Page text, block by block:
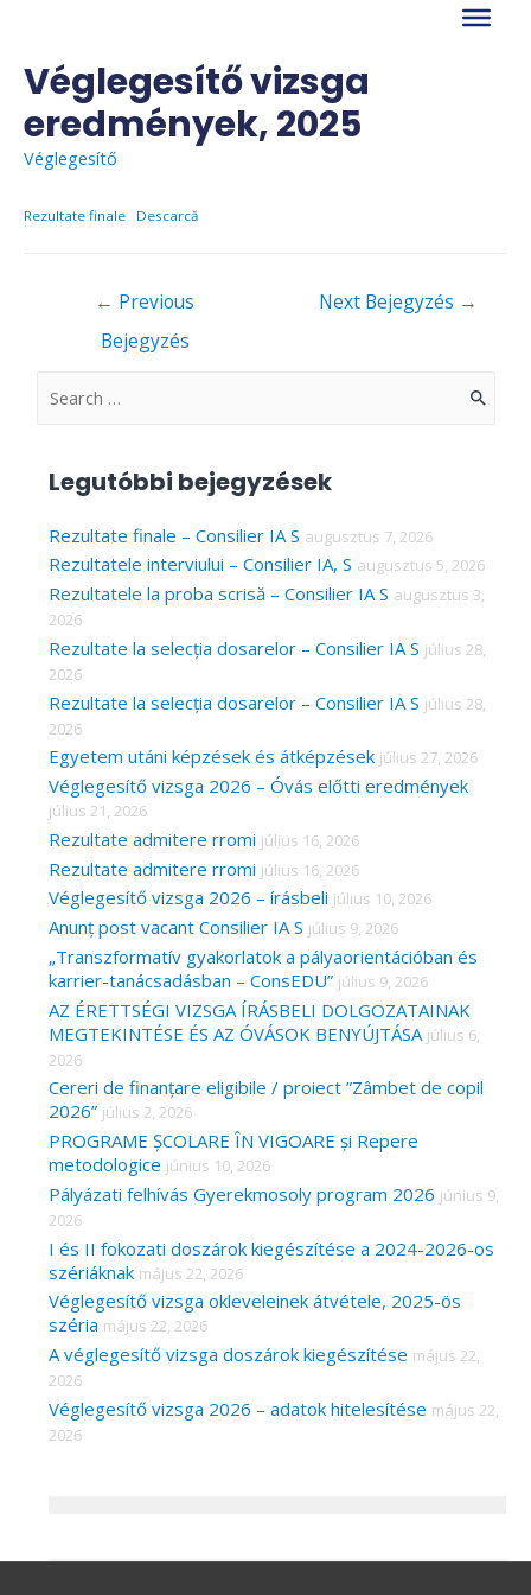
content
Véglegesítő vizsga
eredmények, 2025
Véglegesítő
Rezultate finale Descarcă
← Previous
Bejegyzés
Next Bejegyzés →
S
c
h
f
r
:
Legutóbbi bejegyzések
Rezultate finale – Consilier IA S augusztus 7, 2026
Rezultatele interviului – Consilier IA, S augusztus 5, 2026
Rezultatele la proba scrisă – Consilier IA S augusztus 3,
2026
Rezultate la selecția dosarelor – Consilier IA S július 28,
2026
Rezultate la selecția dosarelor – Consilier IA S július 28,
2026
Egyetem utáni képzések és átképzések július 27, 2026
Véglegesítő vizsga 2026 – Óvás előtti eredmények
július 21, 2026
Rezultate admitere rromi július 16, 2026
Rezultate admitere rromi július 16, 2026
Véglegesítő vizsga 2026 – írásbeli július 10, 2026
Anunț post vacant Consilier IA S július 9, 2026
„Transzformatív gyakorlatok a pályaorientációban és
karrier-tanácsadásban – ConsEDU” július 9, 2026
AZ ÉRETTSÉGI VIZSGA ÍRÁSBELI DOLGOZATAINAK
MEGTEKINTÉSE ÉS AZ ÓVÁSOK BENYÚJTÁSA július 6,
2026
Cereri de finanțare eligibile / proiect ”Zâmbet de copil
2026” július 2, 2026
PROGRAME ȘCOLARE ÎN VIGOARE și Repere
metodologice június 10, 2026
Pályázati felhívás Gyerekmosoly program 2026 június 9,
2026
I és II fokozati doszárok kiegészítése a 2024-2026-os
szériáknak május 22, 2026
Véglegesítő vizsga okleveleinek átvétele, 2025-ös
széria május 22, 2026
A véglegesítő vizsga doszárok kiegészítése május 22,
2026
Véglegesítő vizsga 2026 – adatok hitelesítése május 22,
2026